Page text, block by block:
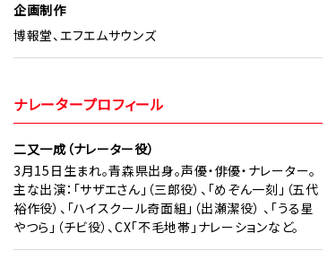
企画制作
博報堂、エフエムサウンズ
ナレータープロフィール
二又一成（ナレーター役）
3月15日生まれ。青森県出身。声優・俳優・ナレーター。
主な出演：「サザエさん」（三郎役）、「めぞん一刻」（五代
裕作役）、「ハイスクール奇面組」（出瀬潔役） 、「うる星
やつら」（チビ役）、CX「不毛地帯」ナレーションなど。